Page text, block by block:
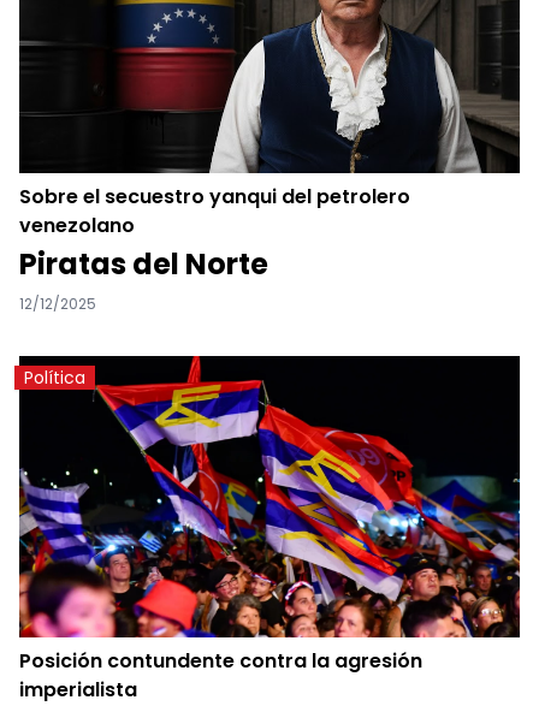
Sobre el secuestro yanqui del petrolero
venezolano
Piratas del Norte
12/12/2025
Política
Posición contundente contra la agresión
imperialista